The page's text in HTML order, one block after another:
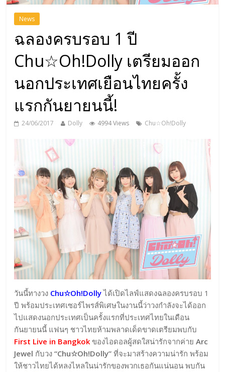
News
ฉลองครบรอบ 1 ปี
Chu☆Oh!Dolly เตรียมออก
นอกประเทศเยือนไทยครั้ง
แรกกันยายนนี้!
24/06/2017 Dolly 4994 Views Chu☆Oh!Dolly
วันนี้ทางวง Chu☆Oh!Dolly ได้เปิดไลฟ์แสดงฉลองครบรอบ 1
ปี พร้อมประเทศเซอร์ไพรส์พิเศษในงานนี้ว่าวงกำลังจะได้ออก
ไปแสดงนอกประเทศเป็นครั้งแรกที่ประเทศไทยในเดือน
กันยายนนี้ แฟนๆ ชาวไทยห้ามพลาดเด็ดขาดเตรียมพบกับ
First Live in Bangkok ของไอดอลผู้สดใสน่ารักจากค่ายArc
Jewel กับวง“Chu☆Oh!Dolly” ที่จะมาสร้างความน่ารัก พร้อม
ให้ชาวไทยได้หลงไหลในน่ารักของพวกเธอกันแน่นอน พบกัน